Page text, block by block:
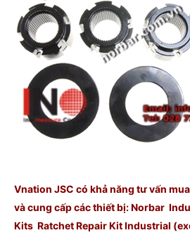
Vnation JSC có khả năng tư vấn
và cung cấp các thiết bị: Norbar
Kits Ratchet Repair Kit Industrial